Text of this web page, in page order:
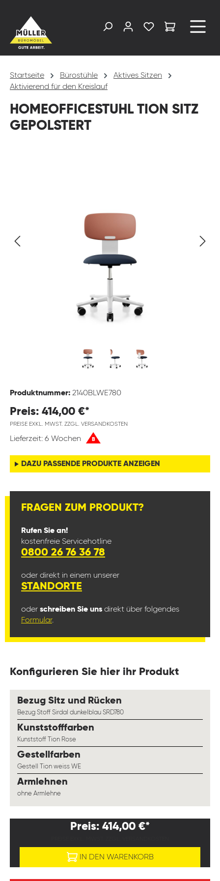
Startseite Bürostühle
Aktives Sitzen
Aktivierend für den Kreislauf
HOMEOFFICESTUHL TION SITZ
GEPOLSTERT
Produktnummer: 2140BLWE780
Preis: 414,00 €*
PREISE EXKL. MWST. ZZGL. VERSANDKOSTEN
Lieferzeit: 6 Wochen B
DAZU PASSENDE PRODUKTE ANZEIGEN
FRAGEN ZUM PRODUKT?
Rufen Sie an!
kostenfreie Servicehotline
0800 26 76 36 78
oder direkt in einem unserer
STANDORTE
oder schreiben Sie uns direkt über folgendes
Formular.
Konfigurieren Sie hier ihr Produkt
Bezug Sitz und Rücken
Bezug Stoff Sirdal dunkelblau SRD780
Kunststofffarben
Kunststoff Tion Rose
Gestellfarben
Gestell Tion weiss WE
Armlehnen
ohne Armlehne
Preis: 414,00 €*
IN DEN WARENKORB